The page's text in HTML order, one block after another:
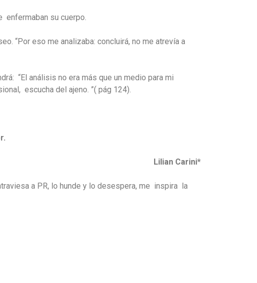
enfermaban su cuerpo.
“Por eso me analizaba: concluirá, no me atrevía a
“El análisis no era más que un medio para mi
escucha del ajeno. ”( pág 124).
Carini*
a PR, lo hunde y lo desespera, me inspira la